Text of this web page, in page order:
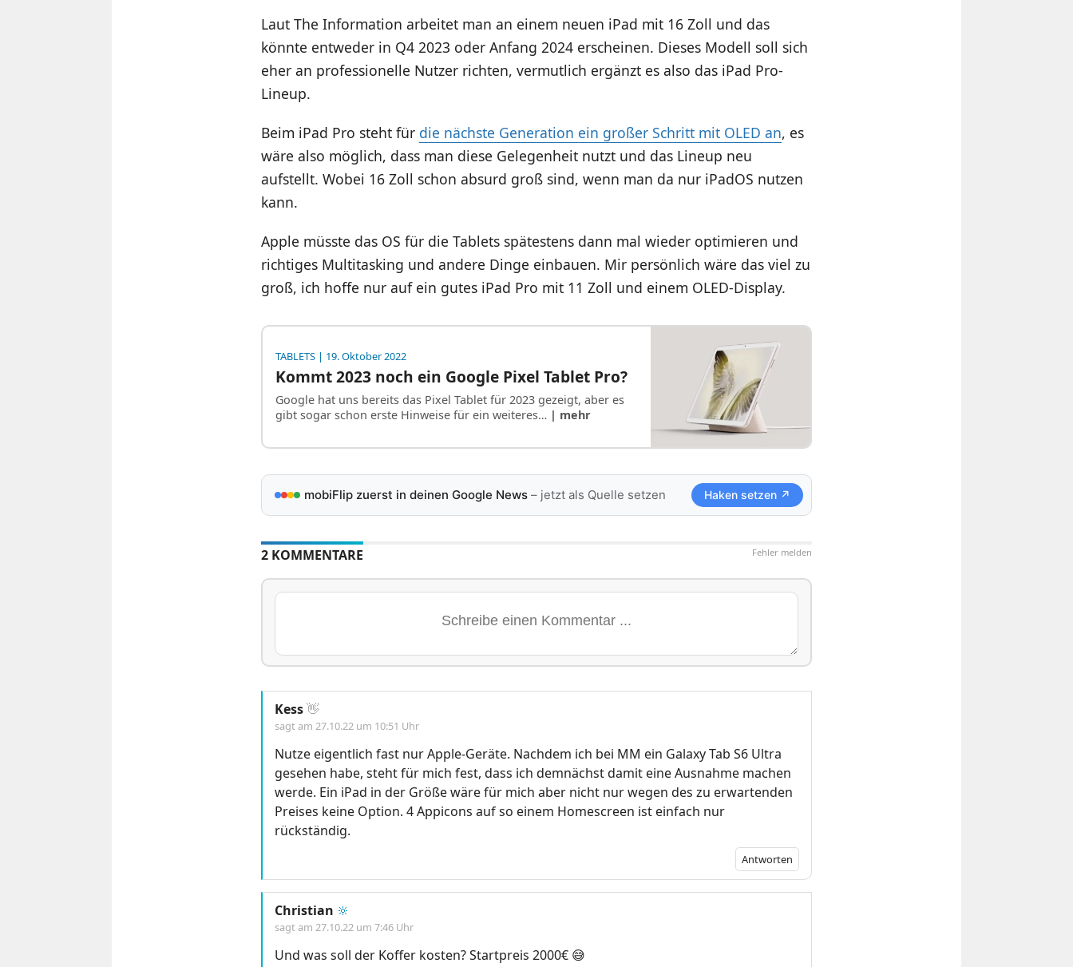
Laut The Information arbeitet man an einem neuen iPad mit 16 Zoll und das
könnte entweder in Q4 2023 oder Anfang 2024 erscheinen. Dieses Modell soll sich
eher an professionelle Nutzer richten, vermutlich ergänzt es also das iPad Pro-
Lineup.
Beim iPad Pro steht für die nächste Generation ein großer Schritt mit OLED an, es
wäre also möglich, dass man diese Gelegenheit nutzt und das Lineup neu
aufstellt. Wobei 16 Zoll schon absurd groß sind, wenn man da nur iPadOS nutzen
kann.
Apple müsste das OS für die Tablets spätestens dann mal wieder optimieren und
richtiges Multitasking und andere Dinge einbauen. Mir persönlich wäre das viel zu
groß, ich hoffe nur auf ein gutes iPad Pro mit 11 Zoll und einem OLED-Display.
TABLETS| 19. Oktober 2022
Kommt 2023 noch ein Google Pixel Tablet Pro?
Google hat uns bereits das Pixel Tablet für 2023 gezeigt, aber es
gibt sogar schon erste Hinweise für ein weiteres… | mehr
mobiFlip zuerst in deinen Google News– jetzt als Quelle setzen Haken setzen ↗
Fehler melden
2 KOMMENTARE
Kess👋
sagt am 27.10.22 um 10:51 Uhr
Nutze eigentlich fast nur Apple-Geräte. Nachdem ich bei MM ein Galaxy Tab S6 Ultra
gesehen habe, steht für mich fest, dass ich demnächst damit eine Ausnahme machen
werde. Ein iPad in der Größe wäre für mich aber nicht nur wegen des zu erwartenden
Preises keine Option. 4 Appicons auf so einem Homescreen ist einfach nur
rückständig.
Antworten
Christian 🔆
sagt am 27.10.22 um 7:46 Uhr
Und was soll der Koffer kosten? Startpreis 2000€ 😅